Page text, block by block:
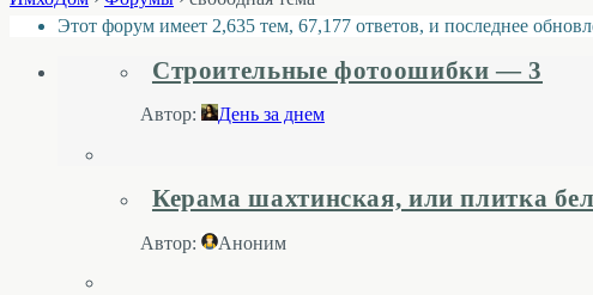
Этот форум имеет 2,635 тем, 67,177 ответов, и последнее
Строительные фотоошибки — 3
Автор: День за днем
Керама шахтинская, или плитка
Автор: Аноним